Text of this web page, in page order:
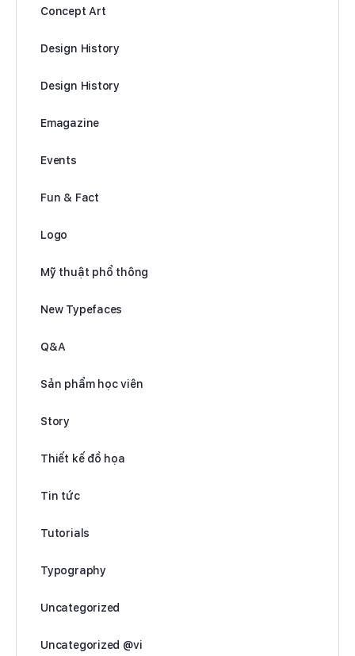
Concept Art
Design History
Design History
Emagazine
Events
Fun & Fact
Logo
Mỹ thuật phổ thông
New Typefaces
Q&A
Sản phẩm học viên
Story
Thiết kế đồ họa
Tin tức
Tutorials
Typography
Uncategorized
Uncategorized @vi